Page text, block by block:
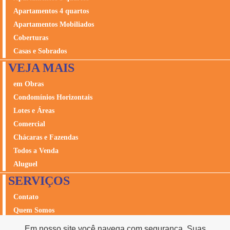
Apartamentos 4 quartos
Apartamentos Mobiliados
Coberturas
Casas e Sobrados
VEJA MAIS
em Obras
Condomínios Horizontais
Lotes e Áreas
Comercial
Chácaras e Fazendas
Todos a Venda
Aluguel
SERVIÇOS
Contato
Quem Somos